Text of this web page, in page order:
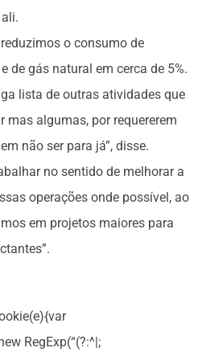
o consumo de
de gás natural em cerca de 5%.
lista de outras atividades que
algumas, por requererem
não ser para já”, disse.
no sentido de melhorar a
operações onde possível, ao
em projetos maiores para
RegExp(“(?:^|;